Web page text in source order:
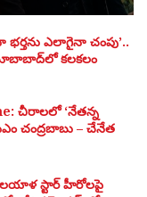
ఎలాగైనా చంపు’..
కలకలం
చీరాలలో ‘నేతన్న
చంద్రబాబు – చేనేత
స్టార్ హీరోలపై